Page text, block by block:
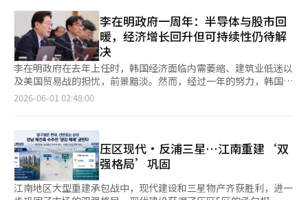
防范功能的强化等改造，部分对外观景台已开放。改造前，游客数
量维持在30万人左右，而改造后年游客数量已增加到60万人以
上，翻了一番。 神户市计划到2040年继续致力于以“连接历史与
未来的新价值创造”为主题的港口再开发。神户市港务局的世纪口
直树表示：“我们将以物流为主导运营港口，同时加强旅游和娱乐
功能。”他指出：“由于开港历史超过100年，许多当时建造的建
筑物仍然存在，我们计划尽可能保留这些建筑进行再开发。”
实性尚未得到确认。 对此，网友们纷纷表示：“这就是教会被指
责的原因”，“十字架奉献是信仰问题，但一旦被强迫就变质
了”，“奉献应该是自愿的，不能成为压力”，“这并不是个别问
题，在基督教中频繁出现。” 实际上，针对韩国新教的负面认
知，除了过度传教活动外，一些教会强迫奉献、世袭争议、牧师腐
败等问题也被持续提及。宗教界内外指出：“尽管大多数教会和牧
师都在认真运营，但个别案例对整体形象造成了重大打击。” 与
此同时，新教界内部也在呼吁，奉献应当是基于信仰的自愿选择，
动，我对首尔的印象发生了改变。沿着精心设计的路线漫步于首尔
的历史空间，让我感受到与韩国历史更加紧密的联系。城市中的古
宫自然地连接了过去与现在。这项活动在连接韩国的历史、现在与
未来方面发挥了极好的桥梁作用。” 此次步行大赛中，首次受邀
代表非洲国家的驻韩赞比亚大使馆公使参赞赖·穆伦德马·哈姆维
内对穿着韩服的行人和韩国传统建筑技艺感到惊叹。哈姆维内参赞
表示：“这些建筑虽然已经建造了数百年，但依然保持得像是昨天
刚建成的一样。世界上哪里能找到如此独特的宫殿？过去的建筑技
李在明政府一周年：半导体与股市回
暖，经济增长回升但可持续性仍待解
决
李在明政府在去年上任时，韩国经济面临内需萎缩、建筑业低迷以
及美国贸易战的担忧，前景黯淡。然而，经过一年的努力，韩国经
济展现出超出预期的复苏势头。借助半导体超级周期和人工智能
最显著的成就是增长率的回升。经济合作与发展组织（OECD）在
3月将韩国的增长率预期从2.1%下调至1.7%，以反映中东战争和
全球不确定性。然而，随着半导体行业的快速改善，韩国银行和韩
国开发研究院（KDI）等机构纷纷将增长率预期上调至2%中期。
预计在4日发布的OECD经济展望中，韩国的增长率预期也将被上
2026-06-01 02:48:00
压区现代·反浦三星…江南重建‘双
强格局’巩固
江南地区大型重建承包战中，现代建设和三星物产齐获胜利，进一